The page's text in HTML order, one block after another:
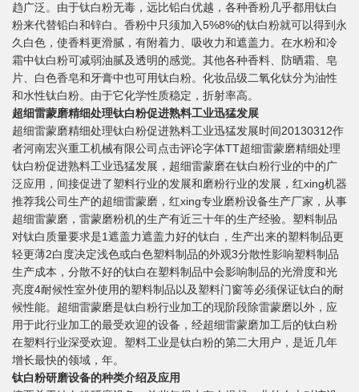
趋广泛。由于钛白粉无毒，远比铅白优越，各种香粉几乎都用钛白
粉来代替铅白和锌白。香粉中只须加入5%8%的钛白粉就可以得到永
久白色，使香料更滑腻，有附着力、吸收力和遮盖力。在水粉和冷
霜中钛白粉可减弱油腻及透明的感觉。其他各种香料、防晒霜、皂
片、白色香皂和牙膏中也可用钛白粉。化妆品级二氧化钛分为油性
和水性钛白粉。由于它化学性质稳定，折射率高。
超细雷蒙磨精细处理钛白粉促进熟料工业迅猛发展
超细雷蒙磨精细处理钛白粉促进熟料工业迅猛发展时间20130312作
者河南宏兴重工机械有限公司点击评论字体TT超细雷蒙磨精细处理
钛白粉促进熟料工业迅猛发展，超细雷蒙磨在钛白粉行业的中的广
泛应用，间接促进了塑料行业的发展和磨粉行业的发展，红xing机器
推荐我公司生产的超细雷蒙磨，红xing专业磨粉设备生产厂家，从事
超细雷蒙磨，雷蒙磨粉机的生产有近三十年的生产经验。塑料制品
对钛白质量要求是1遮盖力遮盖力好的钛白，生产出来的塑料制品更
轻更薄2白度决定浅色或白色塑料制品的外观3分散性影响塑料制品
生产成本，分散不好的钛白在塑料制品中会影响制品的光滑度和光
亮度4耐候性室外使用的塑料制品以及塑料门窗等必须保证钛白的耐
候性能。超细雷蒙磨是钛白粉行业加工的现阶段除雷蒙磨以外，应
用于此行业加工的最受欢迎的设备，经超细雷蒙磨加工后的钛白粉
在塑料行业深受欢迎。塑料工业是钛白粉的第二大用户，是近几年
增长最快的领域，年。
钛白粉研磨设备的种类介绍及应用